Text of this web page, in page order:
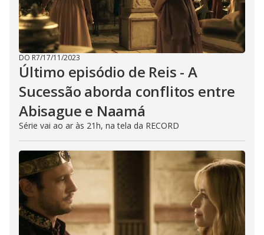
DO R7/17/11/2023
Último episódio de Reis - A
Sucessão aborda conflitos entre
Abisague e Naamá
Série vai ao ar às 21h, na tela da RECORD